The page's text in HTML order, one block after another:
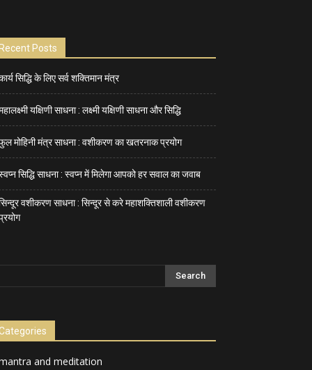
Posts
सिद्धि के लिए सर्व शक्तिमान मंत्र
यक्षिणी साधना : लक्ष्मी यक्षिणी साधना और सिद्धि
मोहिनी मंत्र साधना : वशीकरण का खतरनाक प्रयोग
सिद्धि साधना : स्वप्न में मिलेगा आपको हर सवाल का जवाब
वशीकरण साधना : सिन्दूर से करे महाशक्तिशाली वशीकरण
and meditation